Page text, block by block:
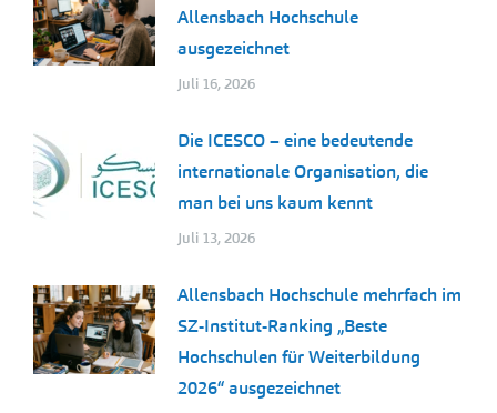
Allensbach Hochschule
ausgezeichnet
Juli 16, 2026
Die ICESCO – eine bedeutende
internationale Organisation, die
man bei uns kaum kennt
Juli 13, 2026
Allensbach Hochschule mehrfach im
SZ-Institut-Ranking „Beste
Hochschulen für Weiterbildung
2026“ ausgezeichnet